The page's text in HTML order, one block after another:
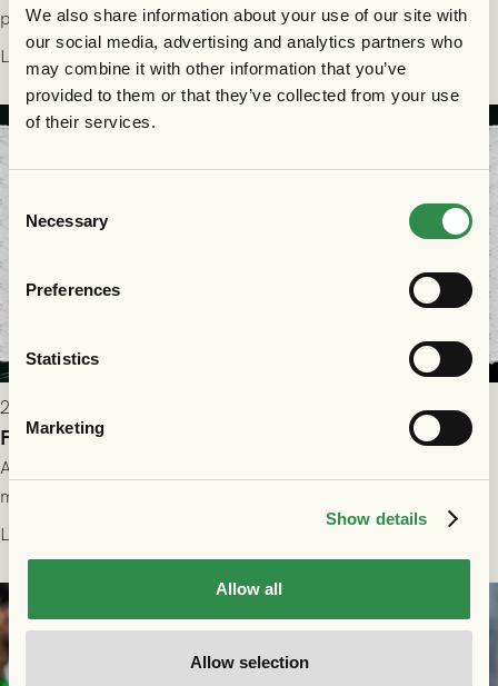
We also share information about your use of our site with
our social media, advertising and analytics partners who
may combine it with other information that you’ve
provided to them or that they’ve collected from your use
of their services.
Selection
Necessary
Preferences
Statistics
Marketing
Show details
Allow all
Allow selection
plats på Right to Dream Park torsdagen den 30/7 kl. 19.00.
Läs mer
2026-07-28 17:36
FC Nordsjælland borta: Biljettuthämtning
All information om hur du byter ditt värdebevis mot
matchbiljett på plats i Danmark, samt vad som gäller för dig
som står på reservlista eller fått förhinder.
Läs mer